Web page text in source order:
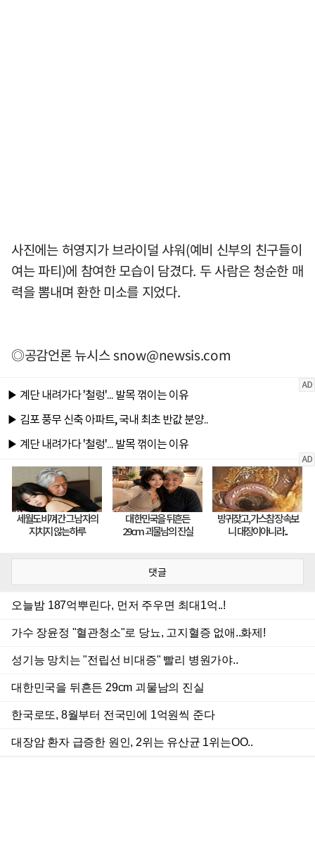
사진에는 허영지가 브라이덜 샤워(예비 신부의 친구들이
여는 파티)에 참여한 모습이 담겼다. 두 사람은 청순한 매
력을 뽐내며 환한 미소를 지었다.
◎공감언론 뉴시스snow@newsis.com
댓글